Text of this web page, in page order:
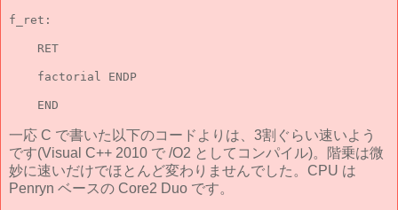
f_ret:
    RET
    factorial ENDP
一応 C で書いた以下のコードよりは、3割ぐらい速いよう
です(Visual C++ 2010 で /O2 としてコンパイル)。階乗は微
妙に速いだけでほとんど変わりませんでした。CPU は
Penryn ベースの Core2 Duo です。